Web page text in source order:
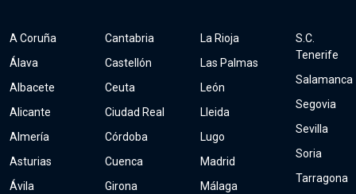
A Coruña
Álava
Albacete
Alicante
Almería
Asturias
Ávila
Cantabria
Castellón
Ceuta
Ciudad Real
Córdoba
Cuenca
Girona
La Rioja
Las Palmas
León
Lleida
Lugo
Madrid
Málaga
S.C.
Tenerife
Salamanca
Segovia
Sevilla
Soria
Tarragona